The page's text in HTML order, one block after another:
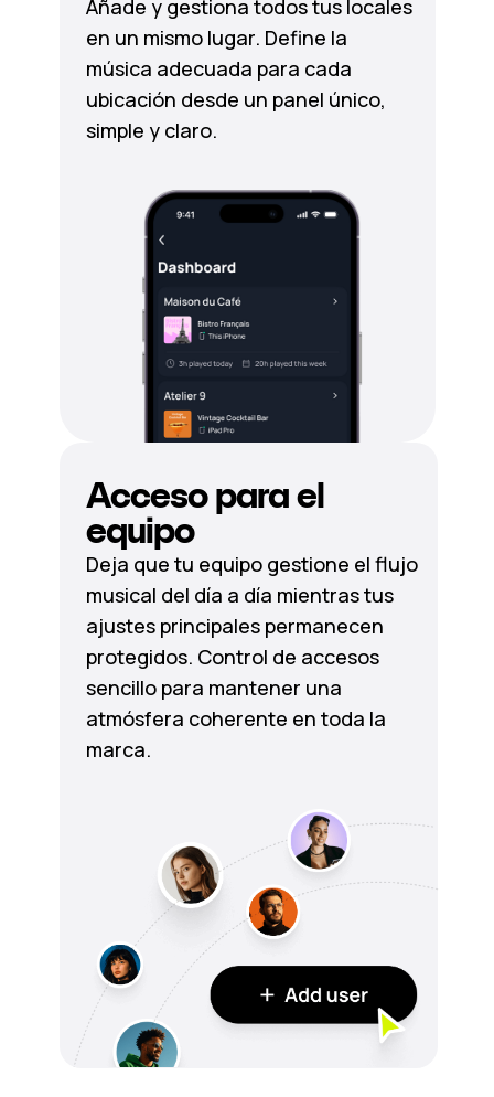
Añade y gestiona todos tus locales
en un mismo lugar. Define la
música adecuada para cada
ubicación desde un panel único,
simple y claro.
Acceso para el
equipo
Deja que tu equipo gestione el flujo
musical del día a día mientras tus
ajustes principales permanecen
protegidos. Control de accesos
sencillo para mantener una
atmósfera coherente en toda la
marca.